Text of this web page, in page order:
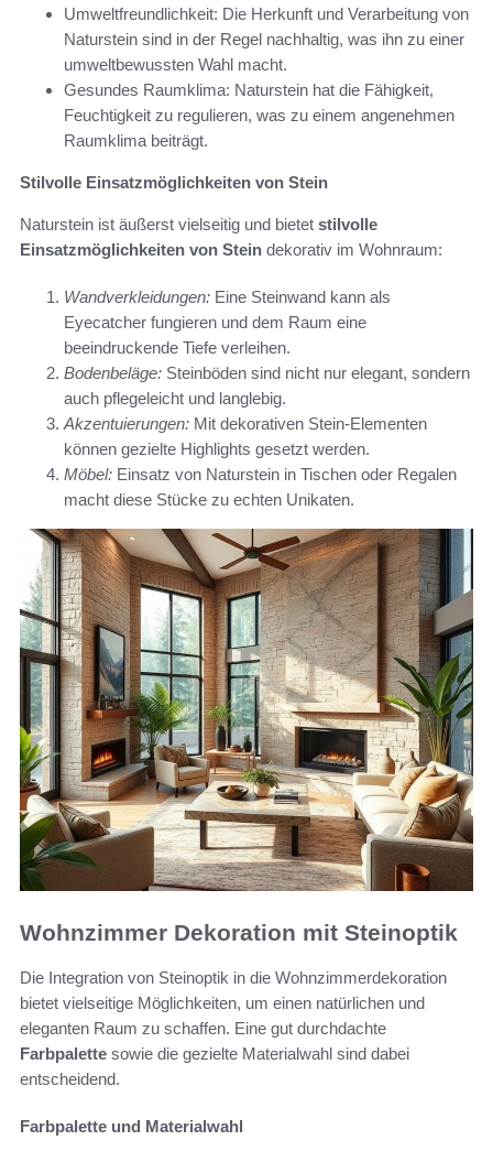
Umweltfreundlichkeit: Die Herkunft und Verarbeitung von
Naturstein sind in der Regel nachhaltig, was ihn zu einer
umweltbewussten Wahl macht.
Gesundes Raumklima: Naturstein hat die Fähigkeit,
Feuchtigkeit zu regulieren, was zu einem angenehmen
Raumklima beiträgt.
Stilvolle Einsatzmöglichkeiten von Stein
Naturstein ist äußerst vielseitig und bietet stilvolle
Einsatzmöglichkeiten von Stein dekorativ im Wohnraum:
Wandverkleidungen: Eine Steinwand kann als
Eyecatcher fungieren und dem Raum eine
beeindruckende Tiefe verleihen.
Bodenbeläge: Steinböden sind nicht nur elegant, sondern
auch pflegeleicht und langlebig.
Akzentuierungen: Mit dekorativen Stein-Elementen
können gezielte Highlights gesetzt werden.
Möbel: Einsatz von Naturstein in Tischen oder Regalen
macht diese Stücke zu echten Unikaten.
Wohnzimmer Dekoration mit Steinoptik
Die Integration von Steinoptik in die Wohnzimmerdekoration
bietet vielseitige Möglichkeiten, um einen natürlichen und
eleganten Raum zu schaffen. Eine gut durchdachte
Farbpalette sowie die gezielte Materialwahl sind dabei
entscheidend.
Farbpalette und Materialwahl